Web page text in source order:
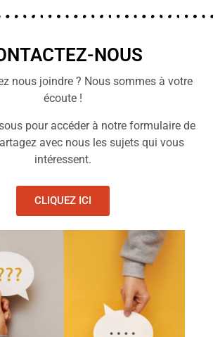
NOUS
nous joindre ? Nous sommes à votre
écoute !
pour accéder à notre formulaire de
avec nous les sujets qui vous
intéressent.
CLIQUEZ ICI